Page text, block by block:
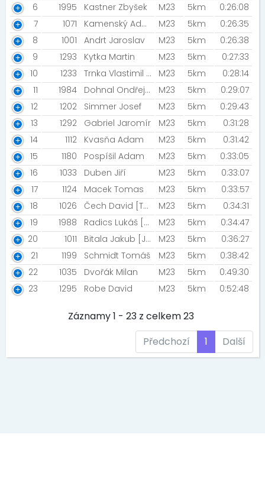
6
1995 Kastner Zbyšek M23 5km
0:26:08
7
1071 Kamenský Adam Ján [AK Most] M23 5km
0:26:35
8
1001 Andrt Jaroslav M23 5km
0:26:38
9
1293 Kytka Martin M23 5km
0:27:33
10
1233 Trnka Vlastimil [#Nevidíš #uslyšíš] M23 5km
0:28:14
11
1984 Dohnal Ondřej [HANZTEAM] M23 5km
0:29:07
12
1202 Simmer Josef M23 5km
0:29:43
13
1292 Gabriel Jaromír M23 5km
0:31:28
14
1112 Kvasňa Adam M23 5km
0:31:42
15
1180 Pospíšil Adam M23 5km
0:33:05
16
1033 Duben Jiří M23 5km
0:33:07
17
1124 Macek Tomas M23 5km
0:33:57
18
1026 Čech David [TJVS Kadaň] M23 5km
0:34:31
19
1988 Radics Lukáš [Baltimore Ravens] M23 5km
0:34:47
20
1011 Bitala Jakub [JB_runners] M23 5km
0:36:27
21
1199 Schmidt Tomáš M23 5km
0:38:42
22
1035 Dvořák Milan M23 5km
0:49:30
23
1295 Robe David M23 5km 0:52:48
Záznamy 1 - 23 z celkem 23
Předchozí
1 Další